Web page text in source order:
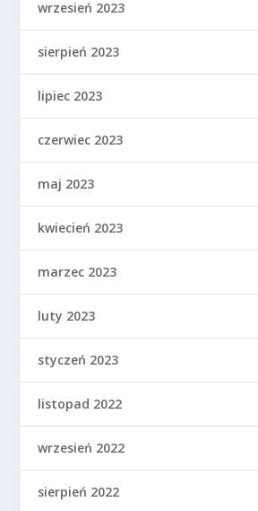
wrzesień 2023
sierpień 2023
lipiec 2023
czerwiec 2023
maj 2023
kwiecień 2023
marzec 2023
luty 2023
styczeń 2023
listopad 2022
wrzesień 2022
sierpień 2022